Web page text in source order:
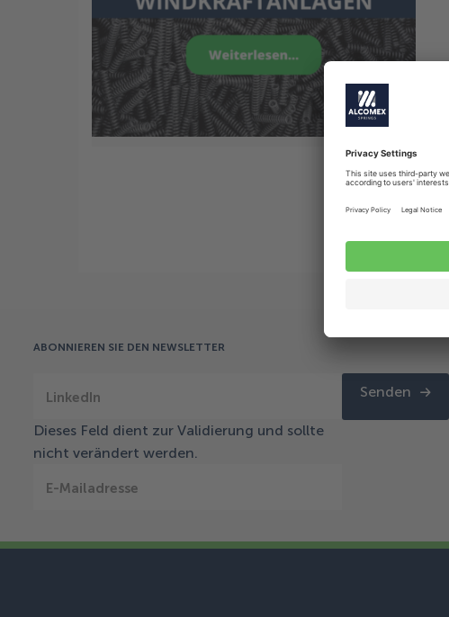
8 Sep.
CASE STUDY: Tellerfedern in
Windkraftanlagen
ABONNIEREN SIE DEN NEWSLETTER
LinkedIn
Dieses Feld dient zur Validierung und sollte
nicht verändert werden.
E-Mailadresse
Senden